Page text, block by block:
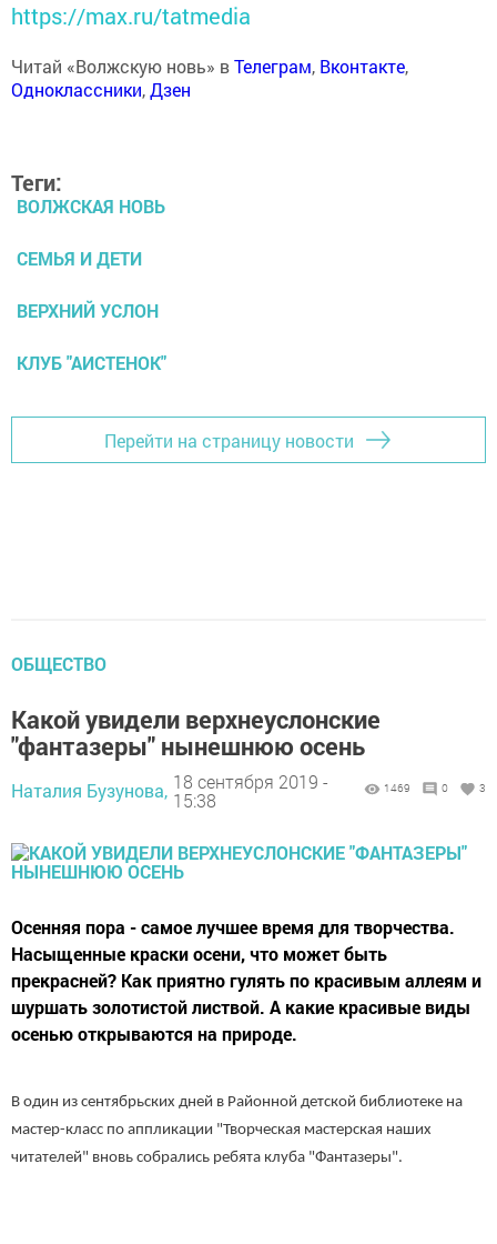
https://max.ru/tatmedia
Читай «Волжскую новь» вТелеграм, Вконтакте,
Одноклассники,Дзен
Теги:
ВОЛЖСКАЯ НОВЬ
СЕМЬЯ И ДЕТИ
ВЕРХНИЙ УСЛОН
КЛУБ "АИСТЕНОК"
Перейти на страницу новости
ОБЩЕСТВО
Какой увидели верхнеуслонские
"фантазеры" нынешнюю осень
Наталия Бузунова, 18 сентября 2019 -
15:38
1469 0 3
Осенняя пора - самое лучшее время для творчества.
Насыщенные краски осени, что может быть
прекрасней? Как приятно гулять по красивым аллеям и
шуршать золотистой листвой. А какие красивые виды
осенью открываются на природе.
В один из сентябрьских дней в Районной детской библиотеке на
мастер-класс по аппликации "Творческая мастерская наших
читателей" вновь собрались ребята клуба "Фантазеры".